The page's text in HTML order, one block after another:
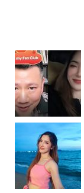
ไลฟ์
สด
คุย
กับ
อดีต
สามี
"ไฮ
โซ
เพชร"
ย้อน
เล่า
ความ